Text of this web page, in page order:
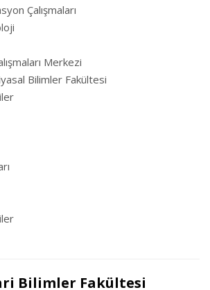
Çalışmaları
Merkezi
Bilimler Fakültesi
Bilimler Fakültesi